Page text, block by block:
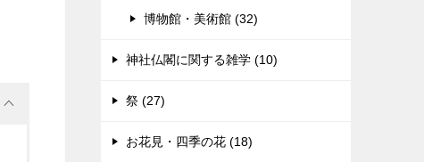
博物館・美術館 (32)
神社仏閣に関する雑学 (10)
祭 (27)
お花見・四季の花 (18)